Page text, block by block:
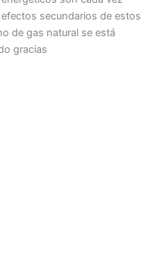
secundarios de estos
de gas natural se está
gracias